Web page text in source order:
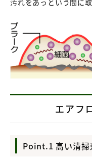
汚れをあっという間に取
エアフ
Point.1 高い清掃